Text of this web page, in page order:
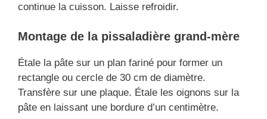
continue la cuisson. Laisse refroidir.
Montage de la pissaladière grand-mère
Étale la pâte sur un plan fariné pour former un
rectangle ou cercle de 30 cm de diamètre.
Transfère sur une plaque. Étale les oignons sur la
pâte en laissant une bordure d’un centimètre.